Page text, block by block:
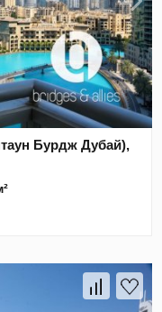
Бурдж Дубай),